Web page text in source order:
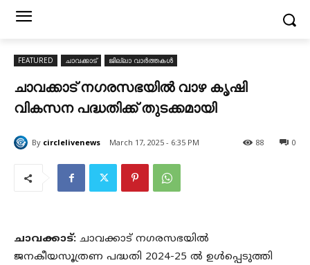
FEATURED ചാവക്കാട് ജില്ലാ വാർത്തകൾ
ചാവക്കാട് നഗരസഭയിൽ വാഴ കൃഷി
വികസന പദ്ധതിക്ക് തുടക്കമായി
By circlelivenews March 17, 2025 - 6:35 PM 0
88
ചാവക്കാട്: ചാവക്കാട് നഗരസഭയിൽ
ജനകീയസൂത്രണ പദ്ധതി 2024-25 ൽ ഉൾപ്പെടുത്തി